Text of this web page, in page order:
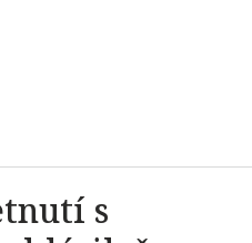
s